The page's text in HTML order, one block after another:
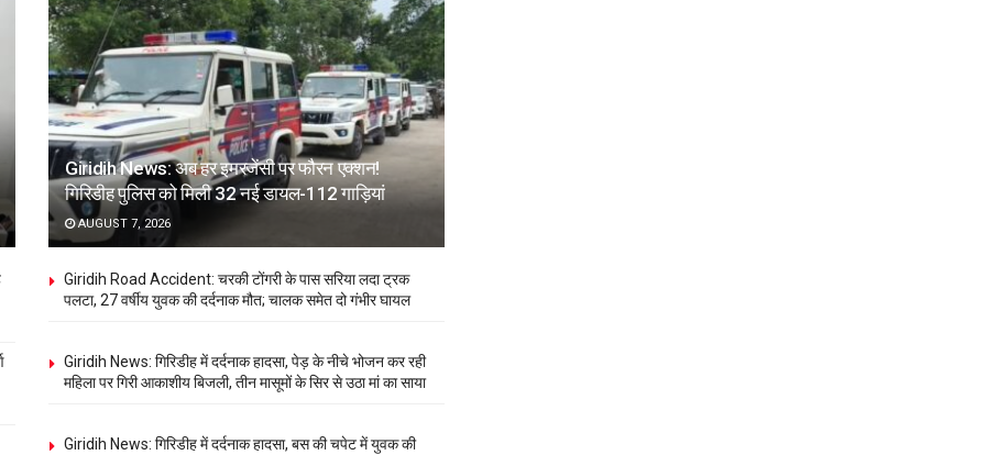
Giridih News: अब हर इमरजेंसी पर फौरन एक्शन!
गिरिडीह पुलिस को मिली 32 नई डायल-112 गाड़ियां
AUGUST 7, 2026
Giridih Road Accident: चरकी टोंगरी के पास सरिया लदा ट्रक
पलटा, 27 वर्षीय युवक की दर्दनाक मौत; चालक समेत दो गंभीर घायल
Giridih News: गिरिडीह में दर्दनाक हादसा, पेड़ के नीचे भोजन कर रही
महिला पर गिरी आकाशीय बिजली, तीन मासूमों के सिर से उठा मां का साया
Giridih News: गिरिडीह में दर्दनाक हादसा, बस की चपेट में युवक की